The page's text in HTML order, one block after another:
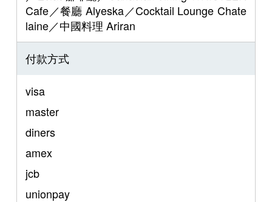
Cafe／餐廳 Alyeska／Cocktail Lounge Chate
laine／中國料理 Ariran
付款方式
visa
master
diners
amex
jcb
unionpay